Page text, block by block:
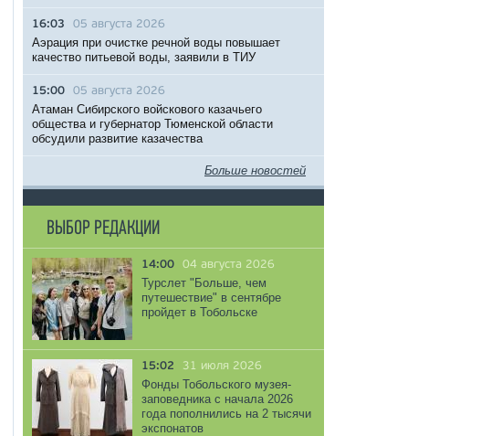
16:03 05 августа 2026
Аэрация при очистке речной воды повышает
качество питьевой воды, заявили в ТИУ
15:00 05 августа 2026
Атаман Сибирского войскового казачьего
общества и губернатор Тюменской области
обсудили развитие казачества
Больше новостей
ВЫБОР РЕДАКЦИИ
14:00 04 августа 2026
Турслет "Больше, чем
путешествие" в сентябре
пройдет в Тобольске
15:02 31 июля 2026
Фонды Тобольского музея-
заповедника с начала 2026
года пополнились на 2 тысячи
экспонатов